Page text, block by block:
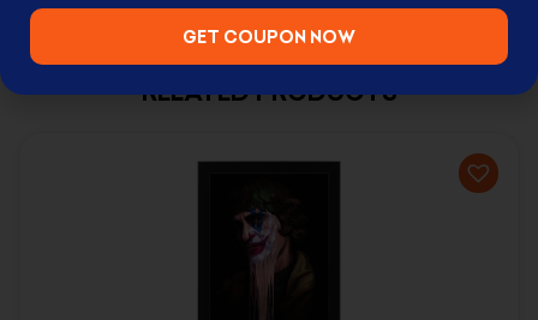
RELATED PRODUCTS
GET COUPON NOW